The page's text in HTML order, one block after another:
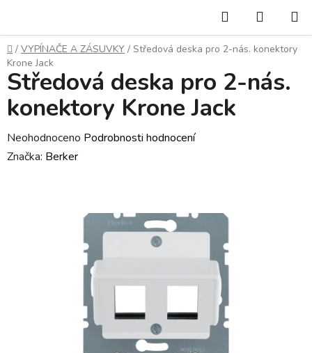
obsah
Hledat
KOŠÍK
Domů
/ VYPÍNAČE A ZÁSUVKY / Středová deska pro 2-nás. konektory
Krone Jack
Středová deska pro 2-nás.
konektory Krone Jack
Průměrné
hodnocení
Neohodnoceno Podrobnosti hodnocení
Značka: Berker